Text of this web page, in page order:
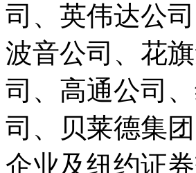
司、英伟达公
波音公司、花
司、高通公司
司、贝莱德集
企业及纽约证